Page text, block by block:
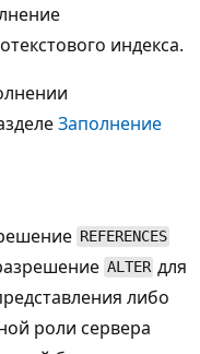
индекса.
Заполнение
REFERENCES
ALTER для
либо
роли сервера